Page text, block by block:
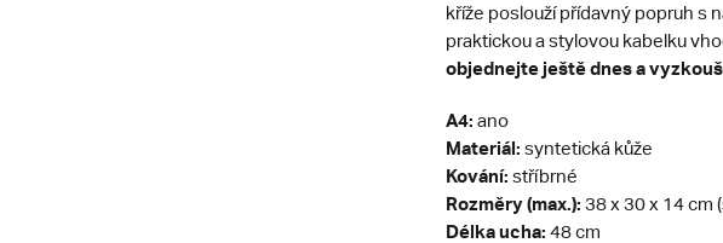
kříže poslouží přídavný popruh s
praktickou a stylovou kabelku
objednejte ještě dnes a
A4: ano
Materiál: syntetická kůže
Kování: stříbrné
Rozměry (max.): 38 x 30 x 14 cm
Délka ucha: 48 cm